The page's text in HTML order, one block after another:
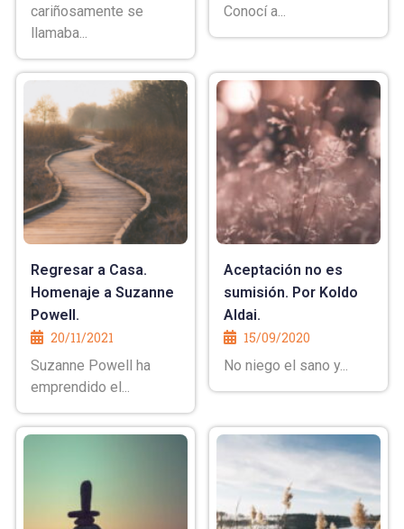
cariñosamente se
llamaba...
Conocí a...
Regresar a Casa.
Homenaje a Suzanne
Powell.
20/11/2021
Suzanne Powell ha
emprendido el...
Aceptación no es
sumisión. Por Koldo
Aldai.
15/09/2020
No niego el sano y...